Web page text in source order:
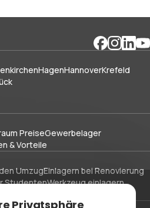
HagenHannoverKrefeld
PreiseGewerbelager
& Vorteile
UmzugEinlagern bei Renovierung
StudentenWerkzeug einlagern
Privatsphäre